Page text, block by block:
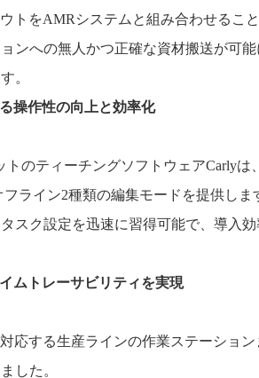
トをAMR システムと組み合わせるこ
ンへの無人かつ正確な資材搬送が可
。
操作性の向上と効率化
トのティーチングソフトウェアCarlyは
フライン2種類の編集モードを提供し
スク設定を迅速に習得可能で、導入
ムトレーサビリティを実現
応する生産ラインの作業ステーショ
した。